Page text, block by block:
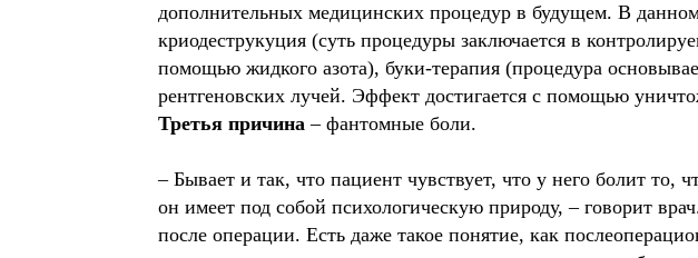
дополнительных медицинских процедур в будущем. В
криодеструкуция (суть процедуры заключается в
помощью жидкого азота), буки-терапия (процедура
рентгеновских лучей. Эффект достигается с помощью
Третья причина – фантомные боли.
– Бывает и так, что пациент чувствует, что у него болит то,
он имеет под собой психологическую природу, – говорит
после операции. Есть даже такое понятие, как